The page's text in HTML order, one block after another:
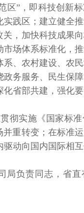
”，即科技创新标
践区；建立健全
，加快科技成果
场体系标准化，
、农村建设、农
务服务、民生保
省部共建，强化
彻实施《国家标准
重转变；在标准
动向国内国际相
局负责同志，省直